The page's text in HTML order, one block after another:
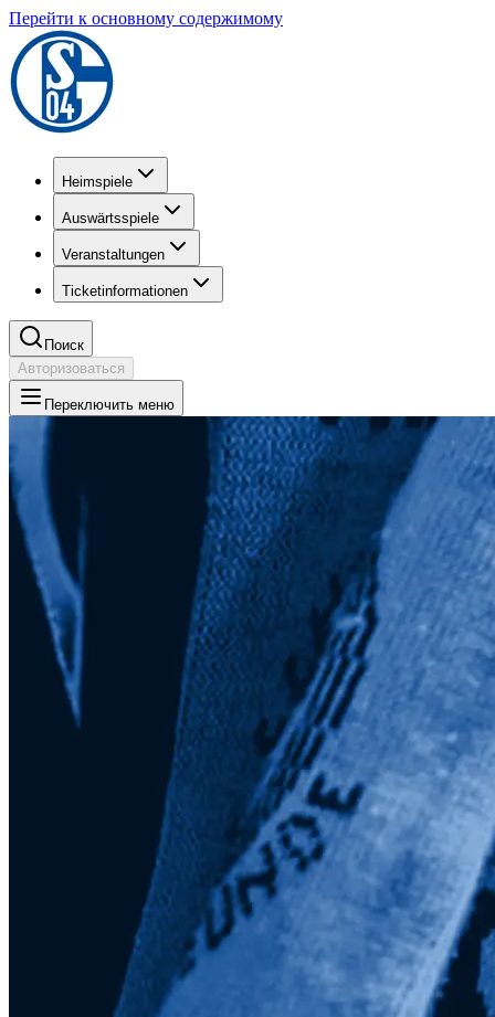
Перейти к основному содержимому
Heimspiele
Auswärtsspiele
Veranstaltungen
Ticketinformationen
Поиск
Авторизоваться
Переключить меню